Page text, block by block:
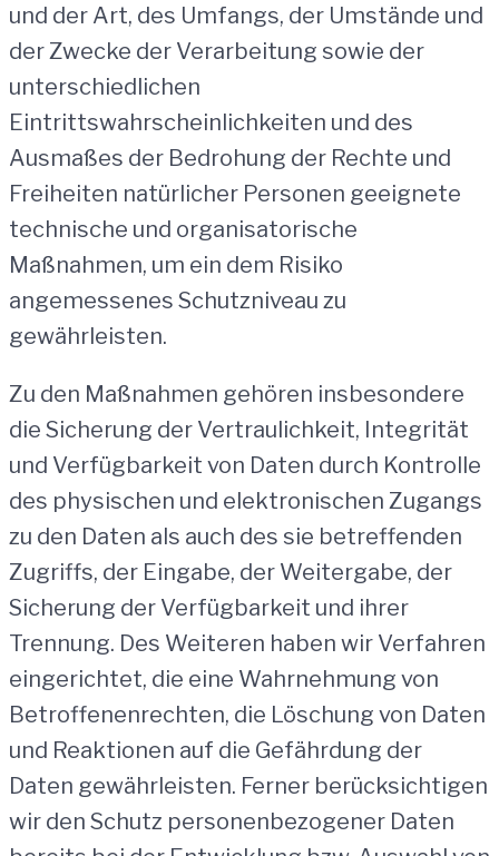
und der Art, des Umfangs, der Umstände und
der Zwecke der Verarbeitung sowie der
unterschiedlichen
Eintrittswahrscheinlichkeiten und des
Ausmaßes der Bedrohung der Rechte und
Freiheiten natürlicher Personen geeignete
technische und organisatorische
Maßnahmen, um ein dem Risiko
angemessenes Schutzniveau zu
gewährleisten.
Zu den Maßnahmen gehören insbesondere
die Sicherung der Vertraulichkeit, Integrität
und Verfügbarkeit von Daten durch Kontrolle
des physischen und elektronischen Zugangs
zu den Daten als auch des sie betreffenden
Zugriffs, der Eingabe, der Weitergabe, der
Sicherung der Verfügbarkeit und ihrer
Trennung. Des Weiteren haben wir Verfahren
eingerichtet, die eine Wahrnehmung von
Betroffenenrechten, die Löschung von Daten
und Reaktionen auf die Gefährdung der
Daten gewährleisten. Ferner berücksichtigen
wir den Schutz personenbezogener Daten